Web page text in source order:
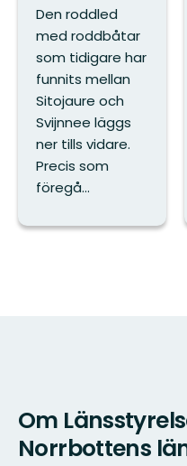
Den roddled
med roddbåtar
som tidigare har
funnits mellan
Sitojaure och
Svijnnee läggs
ner tills vidare.
Precis som
föregå...
Om
Norrbottens